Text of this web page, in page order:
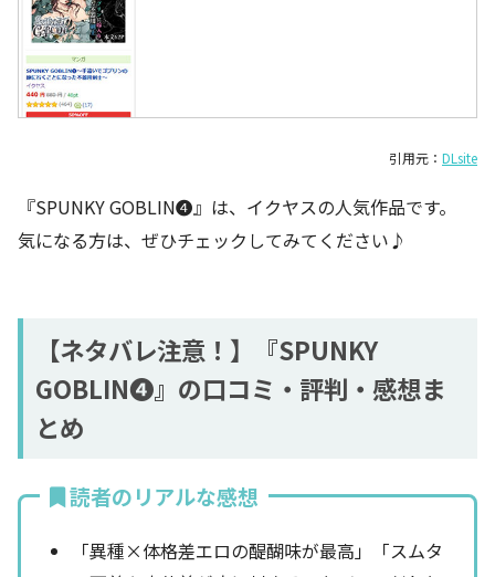
引用元： DLsite
『SPUNKY GOBLIN❹』は、イクヤスの人気作品です。
気になる方は、ぜひチェックしてみてください♪
【ネタバレ注意！】『SPUNKY
GOBLIN❹』の口コミ・評判・感想ま
とめ
読者のリアルな感想
「異種×体格差エロの醍醐味が最高」「スムタ